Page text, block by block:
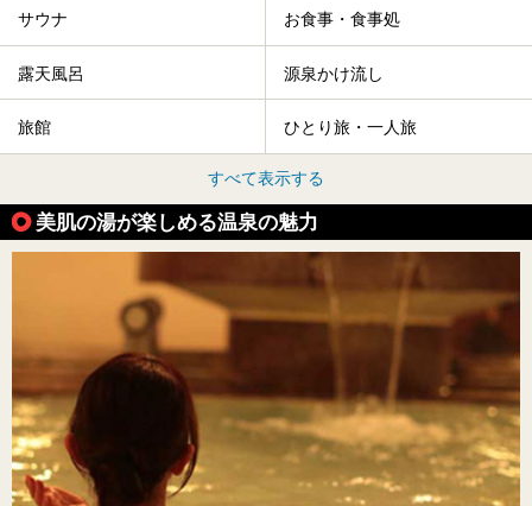
サウナ お食事・食事処
露天風呂 源泉かけ流し
旅館 ひとり旅・一人旅
すべて表示する
美肌の湯が楽しめる温泉の魅力